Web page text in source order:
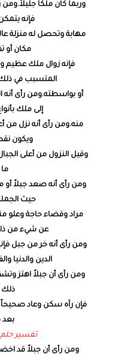
وربما كان ملكاً
فإنه
مهابة وتحصل له منزلة
مكان أو
فإنه زوال ملك عظيم
المتسبب في ذلك
أو بواسطته.ومن رأى أنه
إلى ملك
منه.ومن رأى أنه نزل من
ويكون
وقيل النزول من أعلى
ما
ومن رأى أنه صعد جبلاً أو
حيث
مراد وقضاء حاجة وعلو
عن شيء من
ومن رأى أنه خر من جبل
الدين والدنيا
ومن رأى أن جبلاً اهتز
ذلك
فإن رآه سكن وعاد
تفسير حلم
ومن رأى أن جبلاً قد